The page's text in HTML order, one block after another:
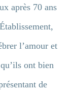
après 70 ans
l’amour et
ont bien
de